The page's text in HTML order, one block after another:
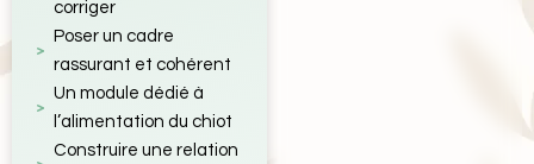
corriger
Poser un cadre
rassurant et cohérent
Un module dédié à
l’alimentation du chiot
Construire une relation